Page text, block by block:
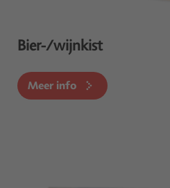
Bier-/wijnkist
Meer info